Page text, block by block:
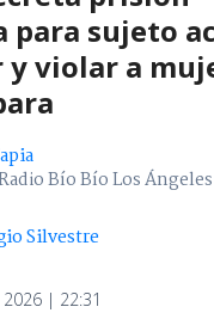
sujeto
y violar a
Bío Bío Los Ángeles
Silvestre
| 22:31